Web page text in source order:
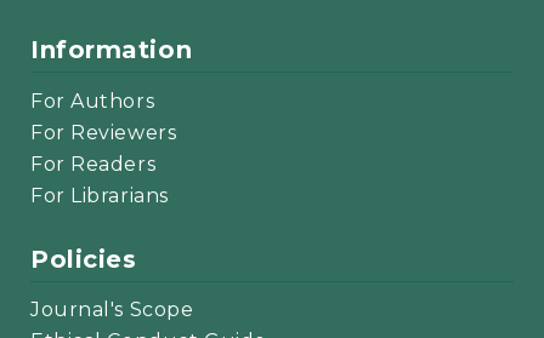
Information
For Authors
For Reviewers
For Readers
For Librarians
Policies
Journal's Scope